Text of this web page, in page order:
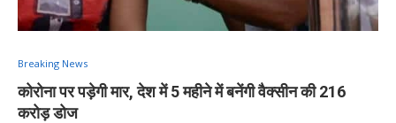
Breaking News
कोरोना पर पड़ेगी मार, देश में 5 महीने में बनेंगी वैक्सीन की 216
करोड़ डोज